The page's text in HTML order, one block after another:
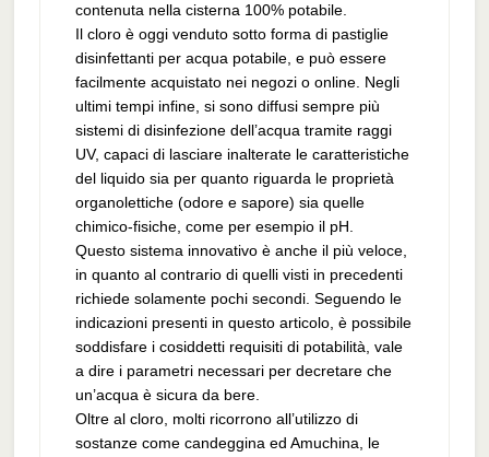
contenuta nella cisterna 100% potabile.
Il cloro è oggi venduto sotto forma di pastiglie
disinfettanti per acqua potabile, e può essere
facilmente acquistato nei negozi o online. Negli
ultimi tempi infine, si sono diffusi sempre più
sistemi di disinfezione dell’acqua tramite raggi
UV, capaci di lasciare inalterate le caratteristiche
del liquido sia per quanto riguarda le proprietà
organolettiche (odore e sapore) sia quelle
chimico-fisiche, come per esempio il pH.
Questo sistema innovativo è anche il più veloce,
in quanto al contrario di quelli visti in precedenti
richiede solamente pochi secondi. Seguendo le
indicazioni presenti in questo articolo, è possibile
soddisfare i cosiddetti requisiti di potabilità, vale
a dire i parametri necessari per decretare che
un’acqua è sicura da bere.
Oltre al cloro, molti ricorrono all’utilizzo di
sostanze come candeggina ed Amuchina, le